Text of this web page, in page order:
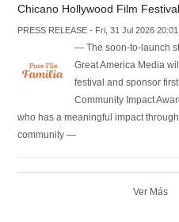
Chicano Hollywood Film Festival
PRESS RELEASE - Fri, 31 Jul 2026
— The soon-to-launch
Great America Media
festival and sponsor
Community Impact
who has a meaningful impact
community —
Ver Más